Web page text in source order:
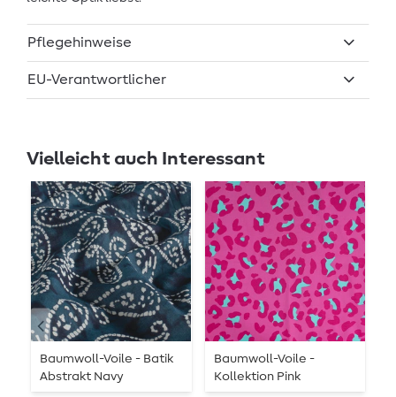
Pflegehinweise
EU-Verantwortlicher
Vielleicht auch Interessant
Baumwoll-Voile - Batik
Abstrakt Navy
Baumwoll-Voile -
Kollektion Pink